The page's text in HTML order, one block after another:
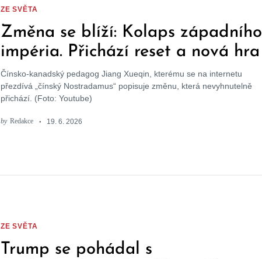
ZE SVĚTA
Změna se blíží: Kolaps západního
impéria. Přichází reset a nová hra
Čínsko-kanadský pedagog Jiang Xueqin, kterému se na internetu
přezdívá „čínský Nostradamus“ popisuje změnu, která nevyhnutelně
přichází. (Foto: Youtube)
by Redakce 19. 6. 2026
ZE SVĚTA
Trump se pohádal s